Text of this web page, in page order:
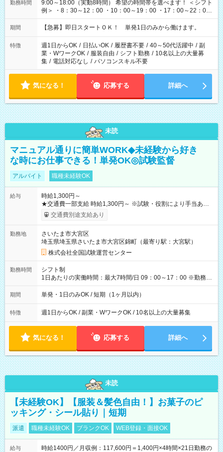
勤務時間
9:00～18:00（実動8時間） 希望の時間帯を選べます！ ＜シフト
例＞ ・8：30～12：00 ・10：00～19：00 ・17：00～22：00
・13：00～22：00 ・22：00～翌6：00 など
期間 【急募】即日スタートＯＫ！ 単発1日のみから働けます。
特徴 週1日からOK / 日払いOK / 履歴書不要 / 40～50代活躍中 / 副
業・WワークOK / 服装自由 / シフト勤務 / 10名以上の大量募
集 / 電話対応なし / パソコンスキル不要
気になる！ 応募する 詳細へ
未読
マニュアル通りに簡単WORK◆未経験から好き
な時にお仕事できる！単発OK◎試験監督
アルバイト 職種未経験OK
給与
時給1,300円～
★交通費一部支給 時給1,300円～ ※試験・役割により手当あり
※勤務回数により昇給あり 【即給（前払い）オプションあ
り！】 希望される場合、勤務から1週間ほどで給与の一部を受け
例】 ・河合塾模擬試験 8:30～17:30（休憩1時間） 時給1,300円
×8時間＝日収10,400円＋交通費 ※当日の役割により時給＋100
円の場合あり ・国家試験 7:00～13:30（休憩なし） 時給1,300
円（役割手当＋100円）×6時間＝日収8,400円＋交通費 【試用期
間】試用期間なし
交通費別途支給あり
勤務地
さいたま市大宮区
埼玉県埼玉県さいたま市大宮区錦町（最寄り駅：大宮駅）
株式会社全国試験運営センター
勤務時間
シフト制
1日あたりの実働時間：最大7時間/日 09：00～17：00 ※勤務時
間は 試験により異なります。
期間 単発・1日のみOK / 短期（1ヶ月以内）
特徴 週1日からOK / 副業・WワークOK / 10名以上の大量募集
気になる！ 応募する 詳細へ
未読
【未経験OK】【服装＆髪色自由！】お菓子のピ
ッキング・シール貼り｜短期
派遣 職種未経験OK ブランクOK WEB登録・面接OK
給与
時給1400円／月収例：117,600円＝1,400円×4時間×21日勤務の